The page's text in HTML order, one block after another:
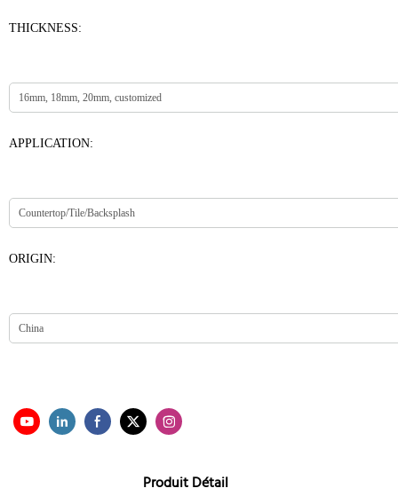
THICKNESS:
APPLICATION:
ORIGIN:
Produit Détail